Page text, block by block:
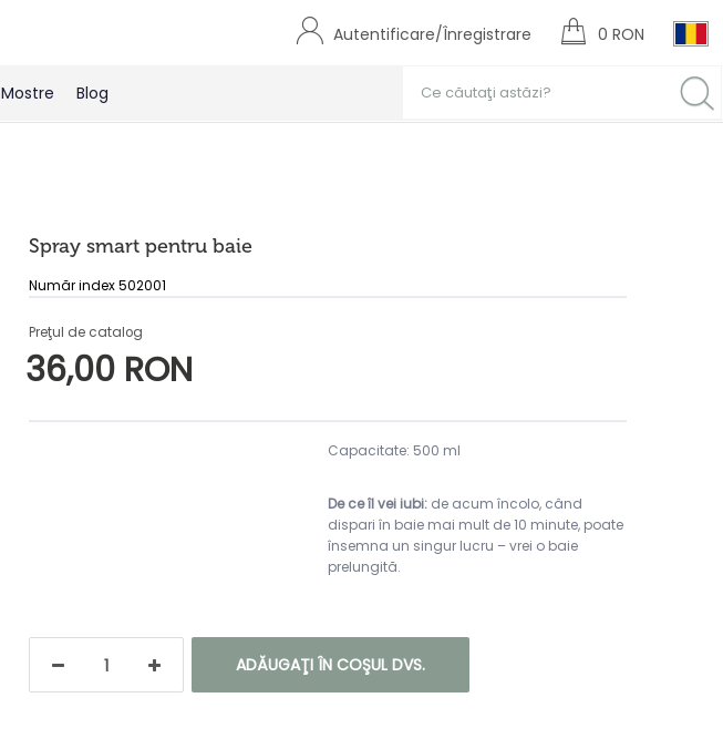
Autentificare/Înregistrare 0 RON
Mostre Blog
Spray smart pentru baie
Număr index 502001
Preţul de catalog
36,00 RON
Capacitate: 500 ml
De ce îl vei iubi: de acum încolo, când
dispari în baie mai mult de 10 minute, poate
însemna un singur lucru – vrei o baie
prelungită.
ADĂUGAŢI ÎN COŞUL DVS.